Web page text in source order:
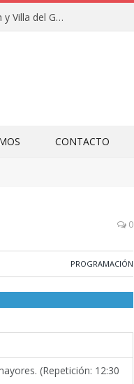
Clausuras de los campamentos de verano en Alhaurín y Villa del Guadalhorce 2026
CONTACTO
0
PROGRAMACIÓN
(Repetición: 12:30